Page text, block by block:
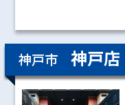
神戸市 神戸店